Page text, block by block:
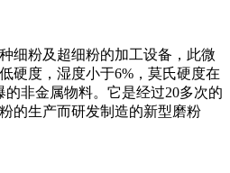
细粉及超细粉的加工设备，此微
硬度，湿度小于6%，莫氏硬度在
的非金属物料。它是经过20多次的
的生产而研发制造的新型磨粉